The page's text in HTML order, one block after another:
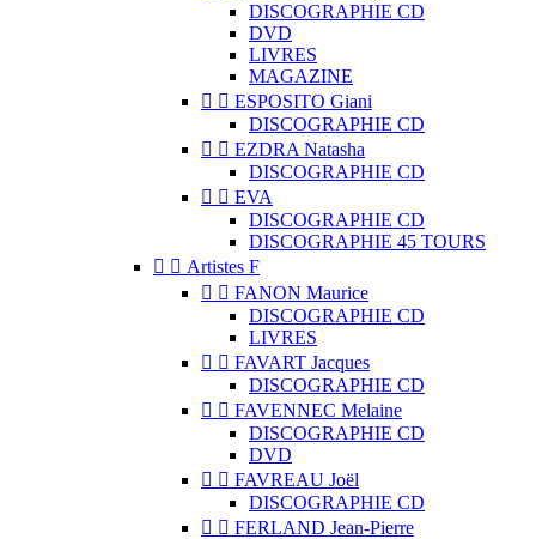
DISCOGRAPHIE CD
DVD
LIVRES
MAGAZINE
  ESPOSITO Giani
DISCOGRAPHIE CD
  EZDRA Natasha
DISCOGRAPHIE CD
  EVA
DISCOGRAPHIE CD
DISCOGRAPHIE 45 TOURS
  Artistes F
  FANON Maurice
DISCOGRAPHIE CD
LIVRES
  FAVART Jacques
DISCOGRAPHIE CD
  FAVENNEC Melaine
DISCOGRAPHIE CD
DVD
  FAVREAU Joël
DISCOGRAPHIE CD
  FERLAND Jean-Pierre